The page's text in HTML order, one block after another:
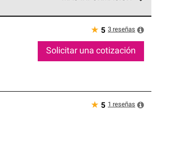
★ 5 3 reseñas
Solicitar una cotización
★ 5 1 reseñas